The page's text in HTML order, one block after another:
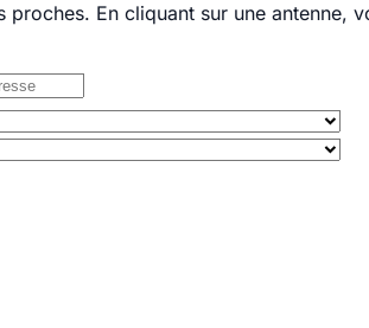
proches. En cliquant sur une